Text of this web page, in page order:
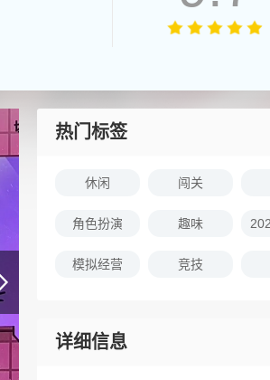
热门标签
休闲 闯关
角色扮演 趣味
模拟经营 竞技
详细信息